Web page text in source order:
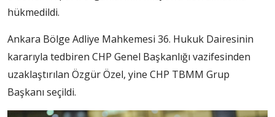
hükmedildi.
Ankara Bölge Adliye Mahkemesi 36. Hukuk Dairesinin
kararıyla tedbiren CHP Genel Başkanlığı vazifesinden
uzaklaştırılan Özgür Özel, yine CHP TBMM Grup
Başkanı seçildi.